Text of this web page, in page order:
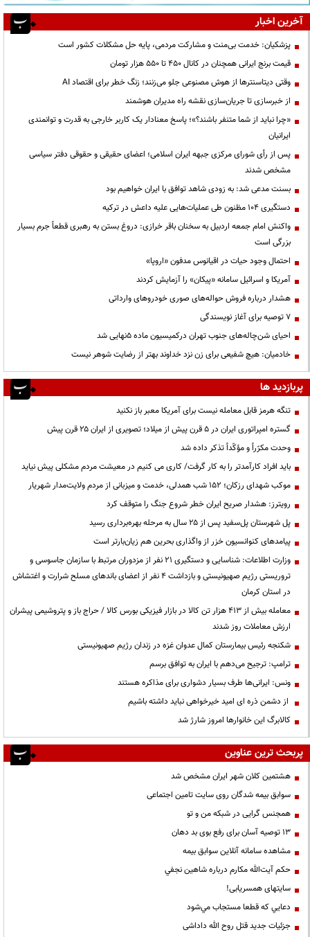
آخرین اخبار
پزشکیان: خدمت بی‌منت و مشارکت مردمی، پایه حل مشکلات کشور است
قیمت‌ برنج ایرانی همچنان در کانال ۴۵۰ تا ۵۵۰ هزار تومان
وقتی دیتاسنترها از هوش مصنوعی جلو می‌زنند؛ زنگ خطر برای اقتصاد AI
از خبرسازی تا جریان‌سازی نقشه راه مدیران هوشمند
«چرا نباید از شما متنفر باشند؟»؛ پاسخ معنادار یک کاربر خارجی به قدرت و توانمندی
ایرانیان
پس از رأی شورای مرکزی جبهه ایران اسلامی؛ اعضای حقیقی و حقوقی دفتر سیاسی
مشخص شدند
بسنت مدعی شد: به زودی شاهد توافق با ایران خواهیم بود
دستگیری ۱۰۴ مظنون طی عملیات‌هایی علیه داعش در ترکیه
واکنش امام جمعه اردبیل به سخنان باقر خرازی: دروغ بستن به رهبری قطعاً جرم بسیار
بزرگی است
احتمال وجود حیات در اقیانوس مدفون «اروپا»
آمریکا و اسرائیل سامانه «پیکان» را آزمایش کردند
هشدار درباره فروش حواله‌های صوری خودروهای وارداتی
۷ توصیه برای آغاز نویسندگی
احیای شن‌چاله‌های جنوب تهران درکمیسیون ماده ۵نهایی شد
خادمیان: هیچ شفیعی برای زن نزد خداوند بهتر از رضایت شوهر نیست
پربازدید ها
تنگه هرمز قابل معامله نیست برای آمریکا معبر باز نکنید
گستره امپراتوری ایران در ۵ قرن پیش از میلاد؛ تصویری از ایران ۲۵ قرن پیش
وحدت مکرّراً و مؤکّداً تذکر داده شد
باید افراد کارآمدتر را به کار گرفت/ کاری می کنیم در معیشت مردم مشکلی پیش نیاید
موکب شهدای رزکان؛ ۱۵۲ شب همدلی، خدمت و میزبانی از مردم ولایت‌مدار شهریار
رویترز: هشدار صریح ایران خطر شروع جنگ را متوقف کرد
پل شهرستان پل‌سفید پس از ۲۵ سال به مرحله بهره‌برداری رسید
پیامدهای کنوانسیون خزر از واگذاری بحرین هم زیان‌بارتر است
وزارت اطلاعات: شناسایی و دستگیری ۲۱ نفر از مزدوران مرتبط با سازمان جاسوسی و
تروریستی رژیم صهیونیستی و بازداشت ۴ نفر از اعضای باندهای مسلح شرارت و اغتشاش
در استان کرمان
معامله بیش از ۴۱۳ هزار تن کالا در بازار فیزیکی بورس کالا / حراج باز و پتروشیمی پیشران
ارزش معاملات روز شدند
شکنجه رئیس بیمارستان کمال عدوان غزه در زندان رژیم صهیونیستی
ترامپ: ترجیح می‌دهم با ایران به توافق برسم
ونس: ایرانی‌ها طرف بسیار دشواری برای مذاکره هستند
از دشمن ذره ای امید خیرخواهی نباید داشته باشیم
کالابرگ این خانوارها امروز شارژ شد
پربحث ترین عناوین
هشتمین کلان شهر ایران مشخص شد
سوابق بیمه شدگان روی سایت تامین اجتماعی
همجنس گرایی در شبکه من و تو
13 توصیه آسان برای رفع بوی بد دهان
مشاهده سامانه آنلاين سوابق بیمه
حكم آيت‌الله مكارم درباره شاهين نجفي
سایتهای همسریابی!
دعايي كه قطعا مستجاب مي‌شود
جزئیات جدید قتل روح الله داداشی